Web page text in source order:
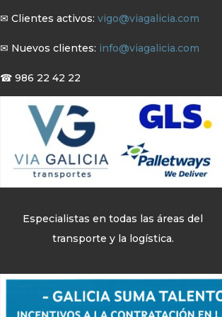
✉ Clientes activos:vigo@viagalicia.com
✉ Nuevos clientes: info@viagalicia.com
☎ 986 22 42 22
Especialistas en todas las áreas del
transporte y la logística.